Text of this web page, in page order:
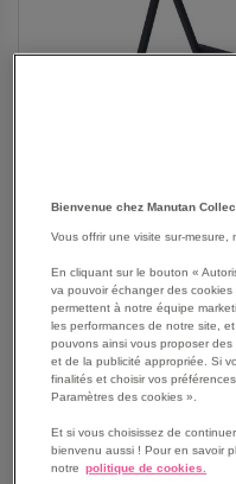
SKIP
BEGINNING
Les avantages
120 x61 cm idéal pour
réceptions et évènements.
Bienvenue chez Manutan
Vous offrir une visite sur-
En cliquant sur le bouton «
va pouvoir échanger des
permettent à notre équipe
les performances de notre site,
pouvons ainsi vous proposer
et de la publicité appropriée. Si
finalités et choisir vos
Paramètres des cookies ».
Et si vous choisissez de
bienvenu aussi ! Pour en savoir
notre politique de cookies.